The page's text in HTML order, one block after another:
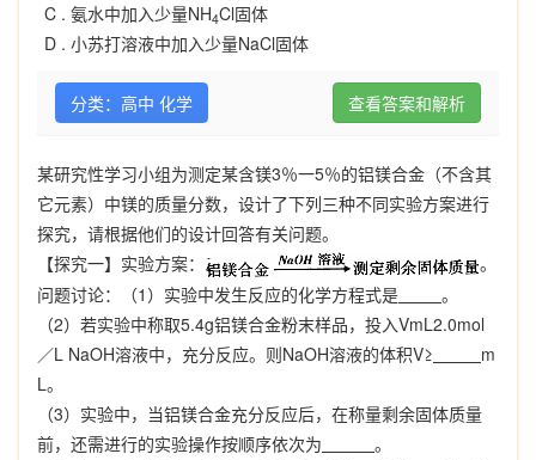
C . 氨水中加入少量NH4Cl固体
D . 小苏打溶液中加入少量NaCl固体
分类：高中 化学 查看答案和解析
某研究性学习小组为测定某含镁3％一5％的铝镁合金（不含其
它元素）中镁的质量分数，设计了下列三种不同实验方案进行
探究，请根据他们的设计回答有关问题。
【探究一】实验方案：
。
问题讨论：（1 ）实验中发生反应的化学方程式是
。
（2）若实验中称取5.4g铝镁合金粉末样品，投入VmL2.0mol
／L NaOH溶液中，充分反应。则NaOH溶液的体积V≥
m
L。
（3）实验中，当铝镁合金充分反应后，在称量剩余固体质量
前，还需进行的实验操作按顺序依次为
。